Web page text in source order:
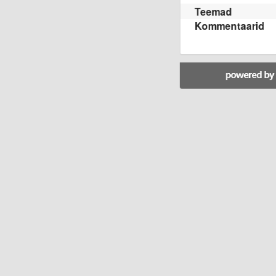
Teemad
Kommentaarid